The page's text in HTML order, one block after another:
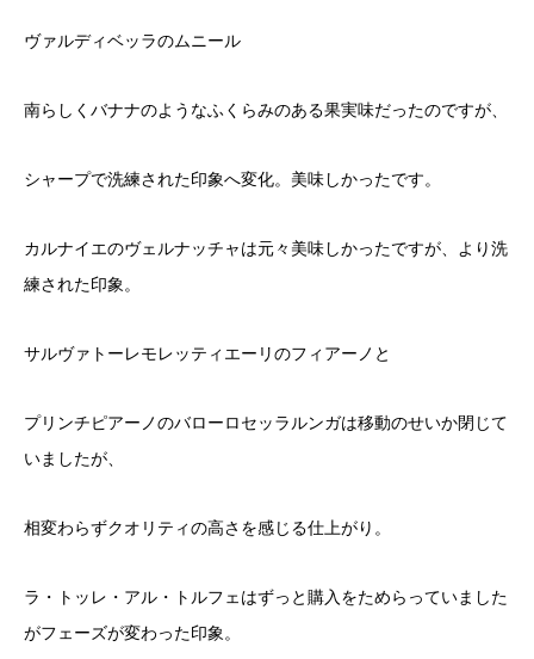
ヴァルディベッラのムニール
南らしくバナナのようなふくらみのある果実味だったのですが、
シャープで洗練された印象へ変化。美味しかったです。
カルナイエのヴェルナッチャは元々美味しかったですが、より洗
練された印象。
サルヴァトーレモレッティエーリのフィアーノと
プリンチピアーノのバローロセッラルンガは移動のせいか閉じて
いましたが、
相変わらずクオリティの高さを感じる仕上がり。
ラ・トッレ・アル・トルフェはずっと購入をためらっていました
がフェーズが変わった印象。